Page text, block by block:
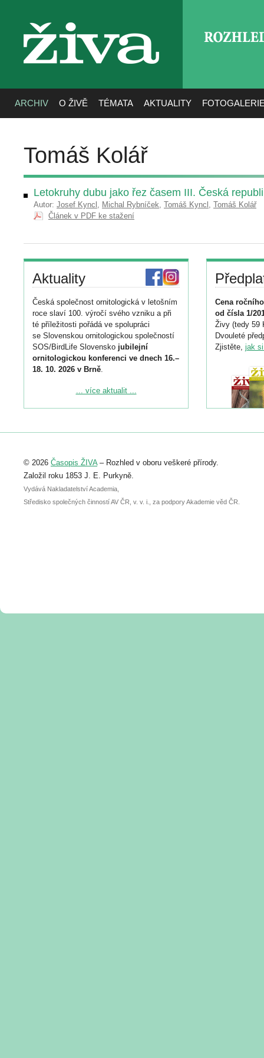
živa
ARCHIV O ŽIVĚ TÉMATA AKTUALITY
Tomáš Kolář
Letokruhy dubu jako řez časem III. Česká
Autor: Josef Kyncl , Michal Rybníček, Tomáš Kyncl , Tomáš Kolář
Článek v PDF ke stažení
Aktuality
Česká společnost ornitologická v letošním
roce slaví 100. výročí svého vzniku a při
té příležitosti pořádá ve spolupráci
se Slovenskou ornitologickou společností
SOS/BirdLife Slovensko jubilejní
ornitologickou konferenci ve dnech 16.–
18. 10. 2026 v Brně.
Podrobnější informace ke konferenci
Registrovat se můžete do 6. září.
abstraktu přihlášené přednášky nebo
posteru je už 30. června.
... více aktualit ...
Cena
od čísla 1/
Živy (tedy 59
Dvouleté
Zjistěte, jak
© 2026 Časopis ŽIVA– Rozhled v oboru veškeré přírody.
Založil roku 1853 J. E. Purkyně.
Vydává Nakladatelství Academia,
Středisko společných činností AV ČR, v. v. i., za podpory Akademie věd ČR.